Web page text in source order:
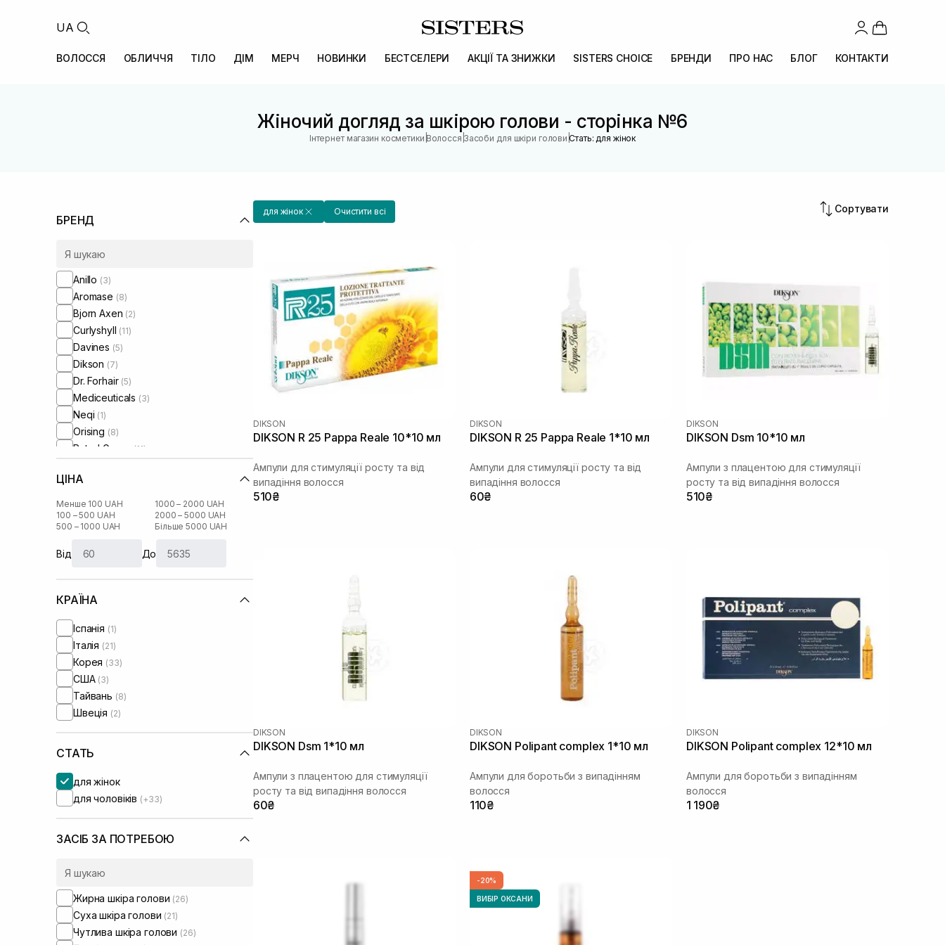
UA
ВОЛОССЯ ОБЛИЧЧЯ ТІЛО ДІМ МЕРЧ НОВИНКИ БЕСТСЕЛЕРИ АКЦІЇ ТА ЗНИЖКИ SISTERS CHOICE БРЕНДИ ПРО НАС БЛОГ КОНТАКТИ
Жіночий догляд за шкірою голови - сторінка №6
Інтернет магазин косметики |Волосся |Засоби для шкіри голови |Стать: для жінок
БРЕНД
Anillo (3)
Aromase (8)
Bjorn Axen (2)
Curlyshyll (11)
Davines (5)
Dikson (7)
Dr. Forhair (5)
Mediceuticals (3)
Neqi (1)
Orising (8)
Rated Green (11)
Transparent-Lab
VT Cosmetics
ЦІНА
Менше 100 UAH
100 – 500 UAH
500 – 1000 UAH
1000 – 2000 UAH
2000 – 5000 UAH
Більше 5000 UAH
Від До
КРАЇНА
Іспанія (1)
Італія (21)
Корея (33)
США (3)
Тайвань (8)
Швеція (2)
СТАТЬ
для жінок
для чоловіків (+33)
ЗАСІБ ЗА ПОТРЕБОЮ
Жирна шкіра голови (26)
Суха шкіра голови (21)
Чутлива шкіра голови (26)
для жінок Очистити всі Сортувати
DIKSON
DIKSON R 25 Pappa Reale 10*10 мл
Ампули для стимуляції росту та від
випадіння волосся
510₴
DIKSON
DIKSON R 25 Pappa Reale 1*10 мл
Ампули для стимуляції росту та від
випадіння волосся
60₴
DIKSON
DIKSON Dsm 10*10 мл
Ампули з плацентою для стимуляції
росту та від випадіння волосся
510₴
DIKSON
DIKSON Dsm 1*10 мл
Ампули з плацентою для стимуляції
росту та від випадіння волосся
60₴
DIKSON
DIKSON Polipant complex 1*10 мл
Ампули для боротьби з випадінням
волосся
110₴
DIKSON
DIKSON Polipant complex 12*10 мл
Ампули для боротьби з випадінням
волосся
1 190₴
-20%
ВИБІР ОКСАНИ